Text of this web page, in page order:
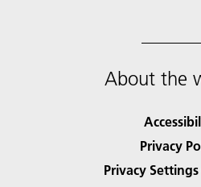
About the
Privacy
Privacy